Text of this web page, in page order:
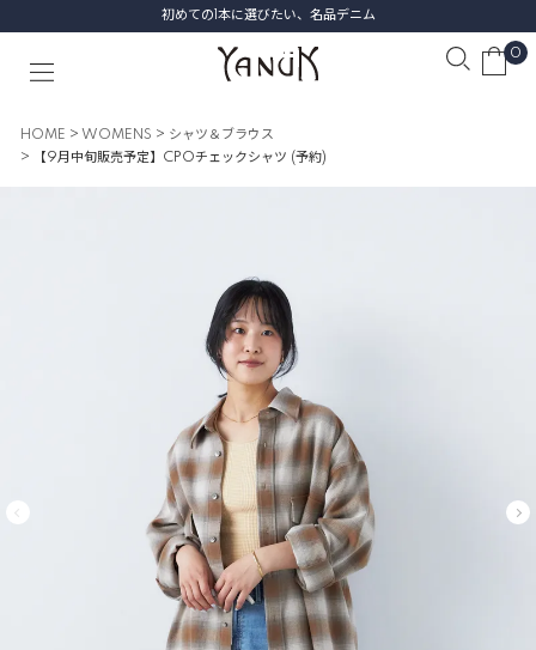
初めての1本に選びたい、名品デニム
0
HOME WOMENS
シャツ＆ブラウス
【9月中旬販売予定】CPOチェックシャツ (予約)